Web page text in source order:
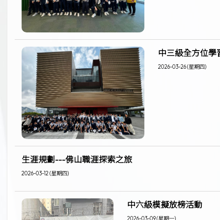
中三級全方位學
2026-03-26 (星期四)
生涯規劃---佛山職涯探索之旅
2026-03-12 (星期四)
中六級模擬放榜活動